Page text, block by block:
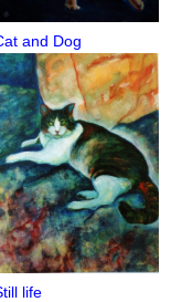
and Dog
life